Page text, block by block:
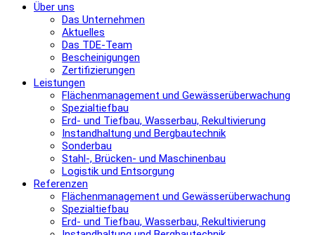
Über uns
Das Unternehmen
Aktuelles
Das TDE-Team
Bescheinigungen
Zertifizierungen
Leistungen
Flächenmanagement und Gewässerüberwachung
Spezialtiefbau
Erd- und Tiefbau, Wasserbau, Rekultivierung
Instandhaltung und Bergbautechnik
Sonderbau
Stahl-, Brücken- und Maschinenbau
Logistik und Entsorgung
Referenzen
Flächenmanagement und Gewässerüberwachung
Spezialtiefbau
Erd- und Tiefbau, Wasserbau, Rekultivierung